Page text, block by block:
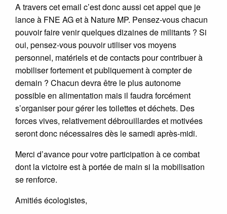
A travers cet email c’est donc aussi cet appel que je
lance à FNE AG et à Nature MP. Pensez-vous chacun
pouvoir faire venir quelques dizaines de militants ? Si
oui, pensez-vous pouvoir utiliser vos moyens
personnel, matériels et de contacts pour contribuer à
mobiliser fortement et publiquement à compter de
demain ? Chacun devra être le plus autonome
possible en alimentation mais il faudra forcément
s’organiser pour gérer les toilettes et déchets. Des
forces vives, relativement débrouillardes et motivées
seront donc nécessaires dès le samedi après-midi.
Merci d’avance pour votre participation à ce combat
dont la victoire est à portée de main si la mobilisation
se renforce.
Amitiés écologistes,